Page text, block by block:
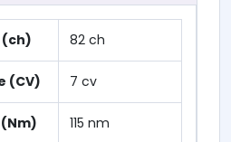
(ch) 82 ch
(CV) 7 cv
115 nm